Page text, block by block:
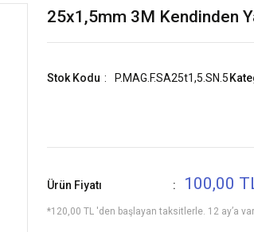
25x1,5mm 3M Kendinden
Stok Kodu P.MAG.F.SA25t1,5.SN.5
Ürün Fiyatı 100,00
*120,00 TL 'den başlayan taksitlerle. 12 ay’a